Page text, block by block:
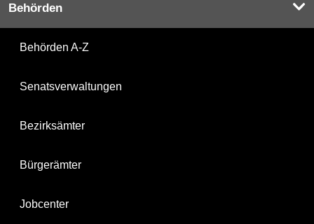
Behörden
Behörden A-Z
Senatsverwaltungen
Bezirksämter
Bürgerämter
Jobcenter